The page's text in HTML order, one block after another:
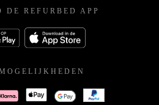
DE REFURBED APP